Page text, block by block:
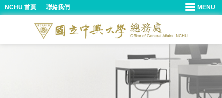
NCHU 首頁 聯絡我們